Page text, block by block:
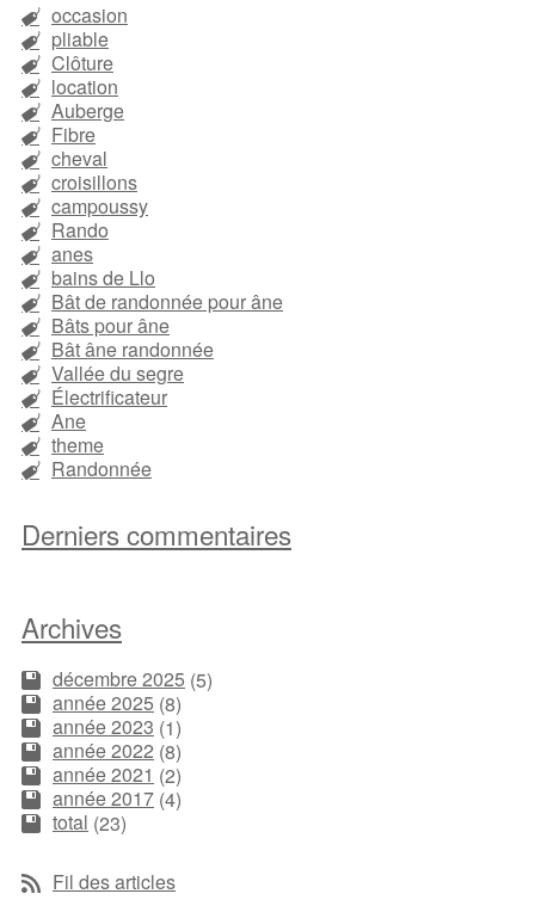
occasion
pliable
Clôture
location
Auberge
Fibre
cheval
croisillons
campoussy
Rando
anes
bains de Llo
Bât de randonnée pour âne
Bâts pour âne
Bât âne randonnée
Vallée du segre
Électrificateur
Ane
theme
Randonnée
Derniers commentaires
Archives
décembre 2025 (5)
année 2025 (8)
année 2023 (1)
année 2022 (8)
année 2021 (2)
année 2017 (4)
total (23)
Fil des articles